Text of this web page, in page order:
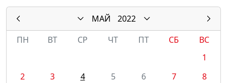
МАЙ
2022
ПН
ВТ СР ЧТ ПТ СБ
ВС
1
2
3 4 5 6 7
8